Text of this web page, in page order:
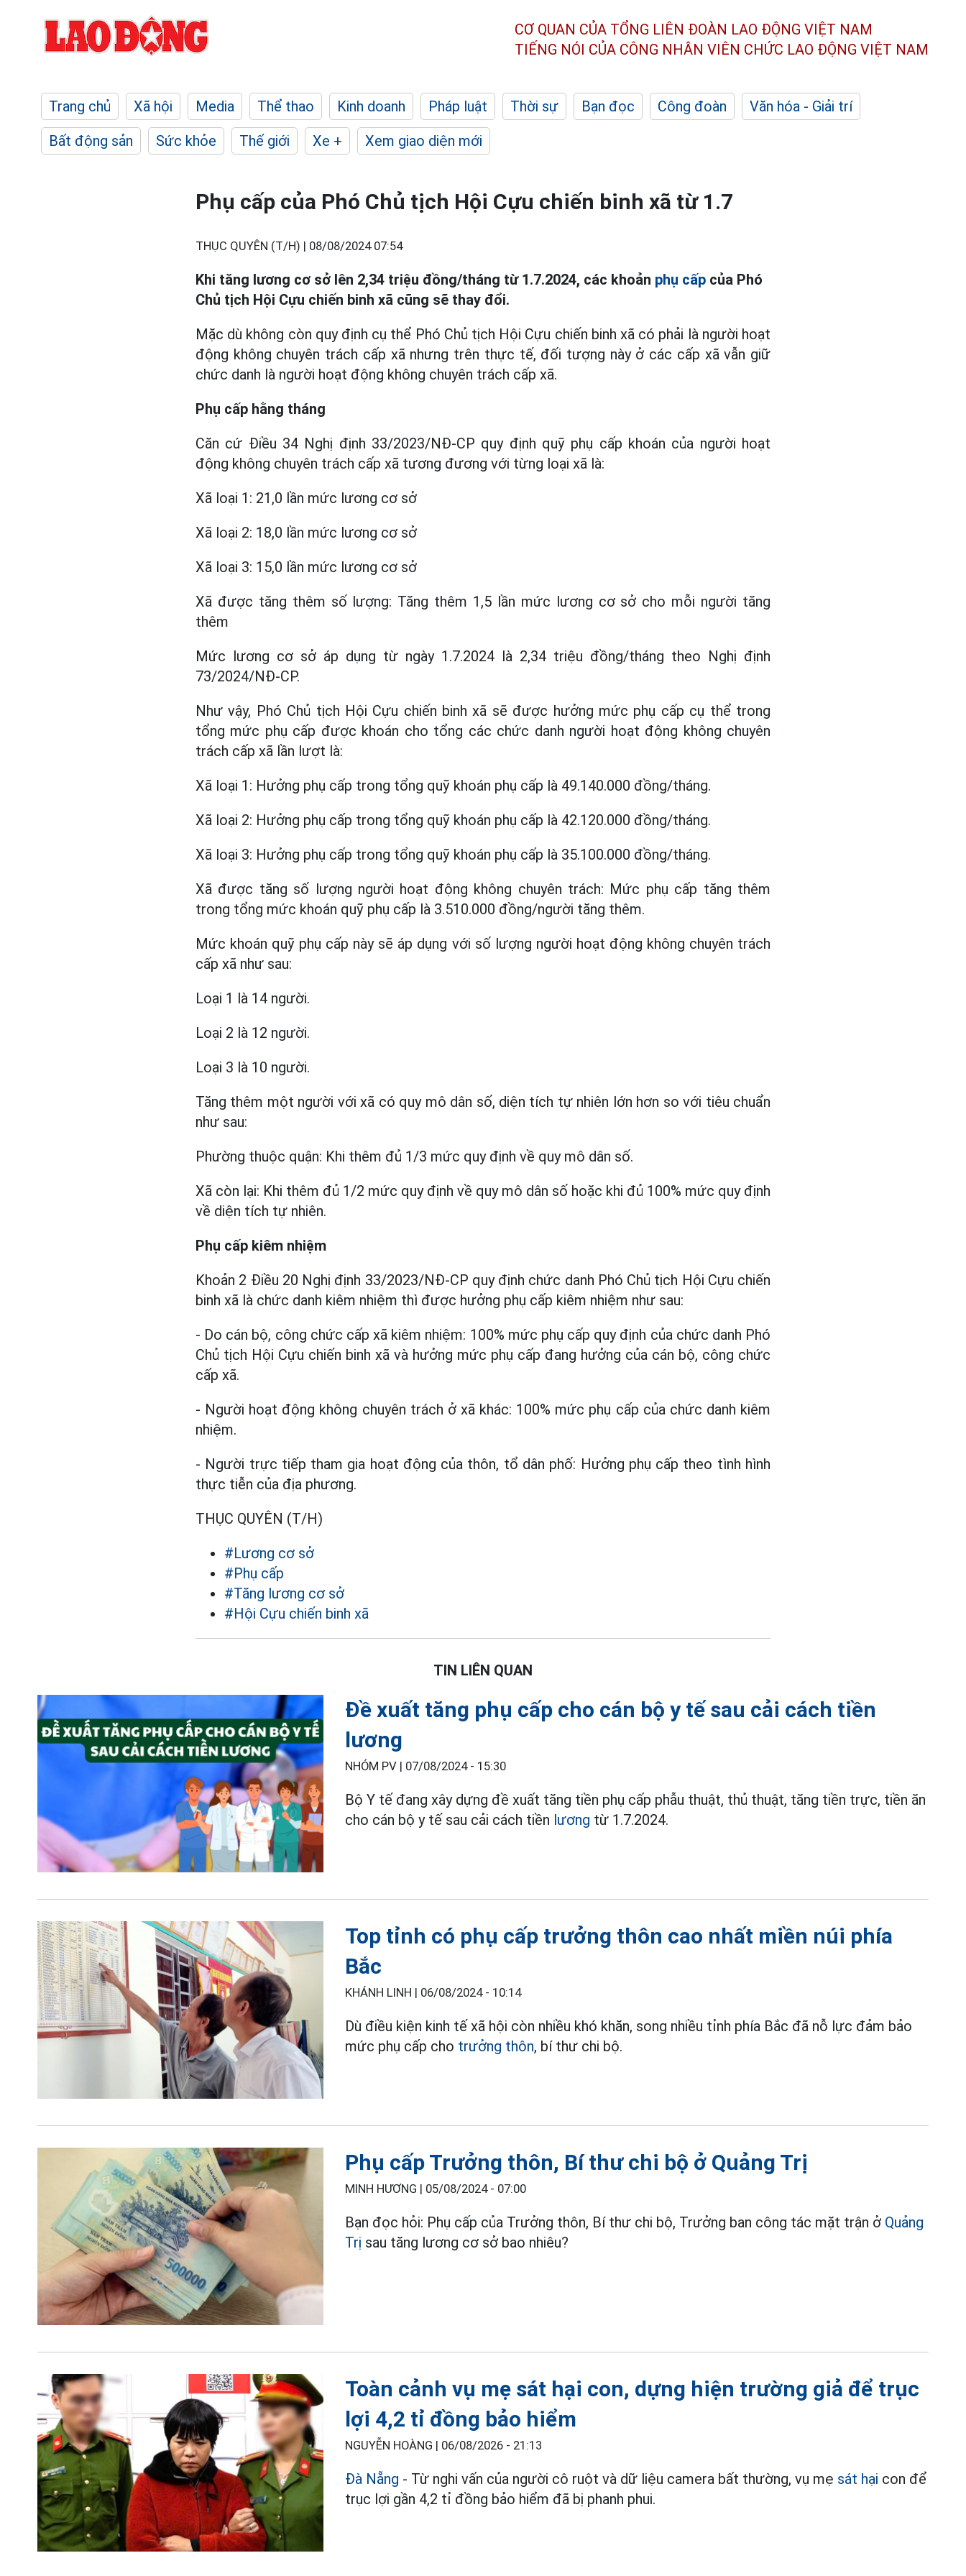
CƠ QUAN CỦA TỔNG LIÊN ĐOÀN LAO ĐỘNG VIỆT NAM
TIẾNG NÓI CỦA CÔNG NHÂN VIÊN CHỨC LAO ĐỘNG VIỆT NAM
Trang chủ Xã hội Media Thể thao Kinh doanh Pháp luật Thời sự Bạn đọc Công đoàn
Văn hóa - Giải trí
Bất động sản
Sức khỏe Thế giới Xe + Xem giao diện mới
Phụ cấp của Phó Chủ tịch Hội Cựu chiến binh xã từ 1.7
THỤC QUYÊN (T/H) | 08/08/2024 07:54
Khi tăng lương cơ sở lên 2,34 triệu đồng/tháng từ 1.7.2024, các khoản phụ cấp của Phó
Chủ tịch Hội Cựu chiến binh xã cũng sẽ thay đổi.
Mặc dù không còn quy định cụ thể Phó Chủ tịch Hội Cựu chiến binh xã có phải là người hoạt
động không chuyên trách cấp xã nhưng trên thực tế, đối tượng này ở các cấp xã vẫn giữ
chức danh là người hoạt động không chuyên trách cấp xã.
Phụ cấp hằng tháng
Căn cứ Điều 34 Nghị định 33/2023/NĐ-CP quy định quỹ phụ cấp khoán của người hoạt
động không chuyên trách cấp xã tương đương với từng loại xã là:
Xã loại 1: 21,0 lần mức lương cơ sở
Xã loại 2: 18,0 lần mức lương cơ sở
Xã loại 3: 15,0 lần mức lương cơ sở
Xã được tăng thêm số lượng: Tăng thêm 1,5 lần mức lương cơ sở cho mỗi người tăng
thêm
Mức lương cơ sở áp dụng từ ngày 1.7.2024 là 2,34 triệu đồng/tháng theo Nghị định
73/2024/NĐ-CP.
Như vậy, Phó Chủ tịch Hội Cựu chiến binh xã sẽ được hưởng mức phụ cấp cụ thể trong
tổng mức phụ cấp được khoán cho tổng các chức danh người hoạt động không chuyên
trách cấp xã lần lượt là:
Xã loại 1: Hưởng phụ cấp trong tổng quỹ khoán phụ cấp là 49.140.000 đồng/tháng.
Xã loại 2: Hưởng phụ cấp trong tổng quỹ khoán phụ cấp là 42.120.000 đồng/tháng.
Xã loại 3: Hưởng phụ cấp trong tổng quỹ khoán phụ cấp là 35.100.000 đồng/tháng.
Xã được tăng số lượng người hoạt động không chuyên trách: Mức phụ cấp tăng thêm
trong tổng mức khoán quỹ phụ cấp là 3.510.000 đồng/người tăng thêm.
Mức khoán quỹ phụ cấp này sẽ áp dụng với số lượng người hoạt động không chuyên trách
cấp xã như sau:
Loại 1 là 14 người.
Loại 2 là 12 người.
Loại 3 là 10 người.
Tăng thêm một người với xã có quy mô dân số, diện tích tự nhiên lớn hơn so với tiêu chuẩn
như sau:
Phường thuộc quận: Khi thêm đủ 1/3 mức quy định về quy mô dân số.
Xã còn lại: Khi thêm đủ 1/2 mức quy định về quy mô dân số hoặc khi đủ 100% mức quy định
về diện tích tự nhiên.
Phụ cấp kiêm nhiệm
Khoản 2 Điều 20 Nghị định 33/2023/NĐ-CP quy định chức danh Phó Chủ tịch Hội Cựu chiến
binh xã là chức danh kiêm nhiệm thì được hưởng phụ cấp kiêm nhiệm như sau:
- Do cán bộ, công chức cấp xã kiêm nhiệm: 100% mức phụ cấp quy định của chức danh Phó
Chủ tịch Hội Cựu chiến binh xã và hưởng mức phụ cấp đang hưởng của cán bộ, công chức
cấp xã.
- Người hoạt động không chuyên trách ở xã khác: 100% mức phụ cấp của chức danh kiêm
nhiệm.
- Người trực tiếp tham gia hoạt động của thôn, tổ dân phố: Hưởng phụ cấp theo tình hình
thực tiễn của địa phương.
THỤC QUYÊN (T/H)
#Lương cơ sở
#Phụ cấp
#Tăng lương cơ sở
#Hội Cựu chiến binh xã
TIN LIÊN QUAN
Đề xuất tăng phụ cấp cho cán bộ y tế sau cải cách tiền
lương
NHÓM PV | 07/08/2024 - 15:30
Bộ Y tế đang xây dựng đề xuất tăng tiền phụ cấp phẫu thuật, thủ thuật, tăng tiền trực, tiền ăn
cho cán bộ y tế sau cải cách tiền lương từ 1.7.2024.
Top tỉnh có phụ cấp trưởng thôn cao nhất miền núi phía
Bắc
KHÁNH LINH | 06/08/2024 - 10:14
Dù điều kiện kinh tế xã hội còn nhiều khó khăn, song nhiều tỉnh phía Bắc đã nỗ lực đảm bảo
mức phụ cấp cho trưởng thôn, bí thư chi bộ.
Phụ cấp Trưởng thôn, Bí thư chi bộ ở Quảng Trị
MINH HƯƠNG | 05/08/2024 - 07:00
Bạn đọc hỏi: Phụ cấp của Trưởng thôn, Bí thư chi bộ, Trưởng ban công tác mặt trận ở Quảng
Trị sau tăng lương cơ sở bao nhiêu?
Toàn cảnh vụ mẹ sát hại con, dựng hiện trường giả để trục
lợi 4,2 tỉ đồng bảo hiểm
NGUYỄN HOÀNG | 06/08/2026 - 21:13
Đà Nẵng - Từ nghi vấn của người cô ruột và dữ liệu camera bất thường, vụ mẹ sát hại con để
trục lợi gần 4,2 tỉ đồng bảo hiểm đã bị phanh phui.